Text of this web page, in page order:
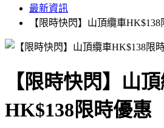
最新資訊
【限時快閃】山頂纜車HK$138
【限時快閃】山
HK$138限時優惠